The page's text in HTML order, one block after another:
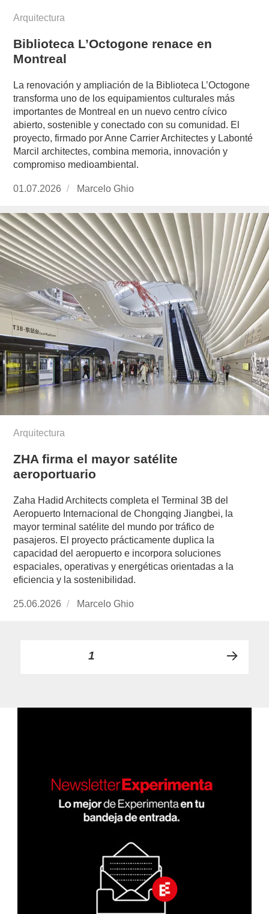
Arquitectura
Biblioteca L’Octogone renace en
Montreal
La renovación y ampliación de la Biblioteca L’Octogone
transforma uno de los equipamientos culturales más
importantes de Montreal en un nuevo centro cívico
abierto, sostenible y conectado con su comunidad. El
proyecto, firmado por Anne Carrier Architectes y Labonté
Marcil architectes, combina memoria, innovación y
compromiso medioambiental.
Publicado
01.07.2026
https://www.experimenta.es/author/marcelo-
Marcelo Ghio
Arquitectura
ZHA firma el mayor satélite
aeroportuario
Zaha Hadid Architects completa el Terminal 3B del
Aeropuerto Internacional de Chongqing Jiangbei, la
mayor terminal satélite del mundo por tráfico de
pasajeros. El proyecto prácticamente duplica la
capacidad del aeropuerto e incorpora soluciones
espaciales, operativas y energéticas orientadas a la
eficiencia y la sostenibilidad.
Publicado
25.06.2026
https://www.experimenta.es/author/marcelo-
Marcelo Ghio
Paginación
entradas
PÁGINA1